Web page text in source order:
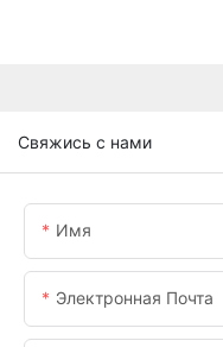
Свяжись с нами
Имя
Электронная Почта